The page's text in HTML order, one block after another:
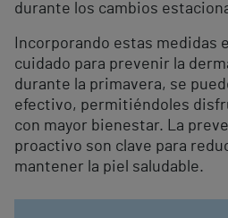
durante los cambios
Incorporando estas medidas
cuidado para prevenir la
durante la primavera, se
efectivo, permitiéndoles
con mayor bienestar. La
proactivo son clave para
mantener la piel saludable.